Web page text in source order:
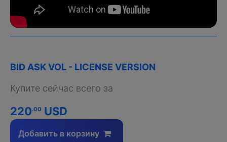
BID ASK VOL - LICENSE VERSION
Купите сейчас всего за
220.00 USD
Добавить в корзину